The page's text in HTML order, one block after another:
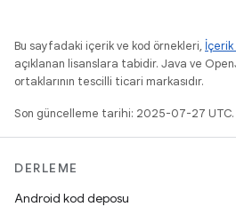
Bu sayfadaki içerik ve kod örnekleri, İçerik
açıklanan lisanslara tabidir. Java ve
ortaklarının tescilli ticari markasıdır.
Son güncelleme tarihi: 2025-07-27 UTC.
DERLEME
Android kod deposu